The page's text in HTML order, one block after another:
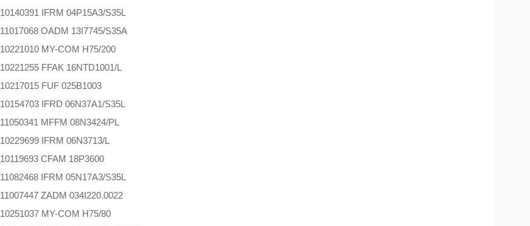
10140391 IFRM 04P15A3/S35L
11017068 OADM 13I7745/S35A
10221010 MY-COM H75/200
10221255 FFAK 16NTD1001/L
10217015 FUF 025B1003
10154703 IFRD 06N37A1/S35L
11050341 MFFM 08N3424/PL
10229699 IFRM 06N3713/L
10119693 CFAM 18P3600
11082468 IFRM 05N17A3/S35L
11007447 ZADM 034I220.0022
10251037 MY-COM H75/80